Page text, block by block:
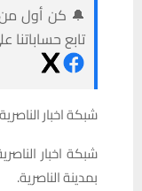
🔔 كن أول من
تابع
شبكة اخبار
شبكة اخبار
بمدينة الناصرية.